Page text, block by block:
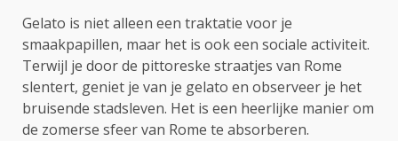
Gelato is niet alleen een traktatie voor je
smaakpapillen, maar het is ook een sociale activiteit.
Terwijl je door de pittoreske straatjes van Rome
slentert, geniet je van je gelato en observeer je het
bruisende stadsleven. Het is een heerlijke manier om
de zomerse sfeer van Rome te absorberen.